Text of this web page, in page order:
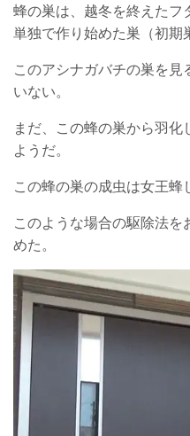
蜂の巣は、越冬を終えたフ
単独で作り始めた巣（初期
このアシナガバチの巣を
いない。
まだ、この蜂の巣から羽
ようだ。
この蜂の巣の成虫は女王蜂
このような場合の駆除法を
めた。